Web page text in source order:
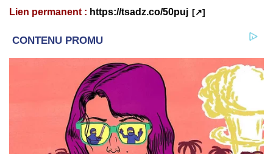
Lien permanent : https://tsadz.co/50puj